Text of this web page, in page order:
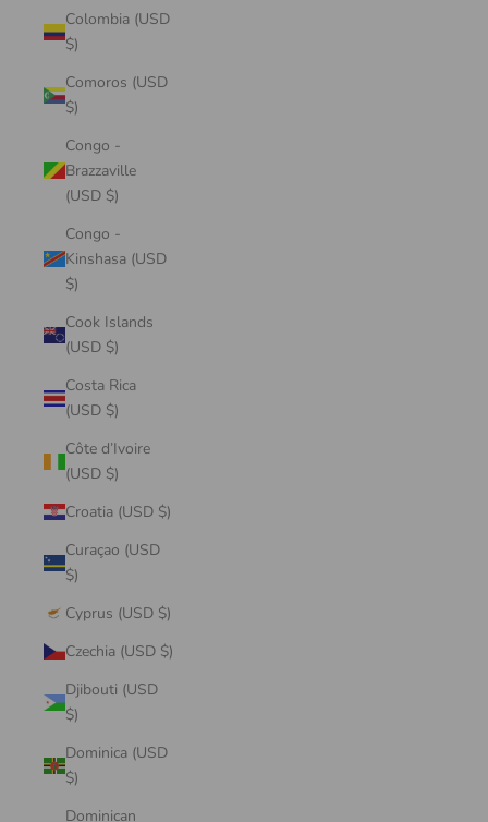
Colombia (USD
$)
Comoros (USD
$)
Congo -
Brazzaville
(USD $)
Congo -
Kinshasa (USD
$)
Cook Islands
(USD $)
Costa Rica
(USD $)
Côte d’Ivoire
(USD $)
Croatia (USD $)
Curaçao (USD
$)
Cyprus (USD $)
Czechia (USD $)
Djibouti (USD
$)
Dominica (USD
$)
Dominican